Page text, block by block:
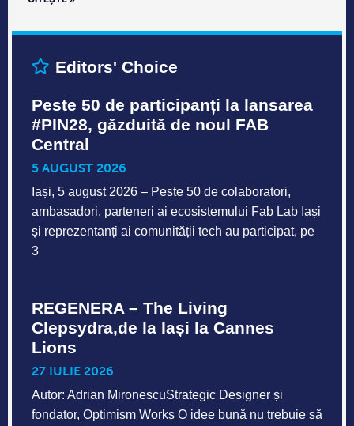
Editors' Choice
Peste 50 de participanți la lansarea
#PIN28, găzduită de noul FAB
Central
5 AUGUST 2026
Iași, 5 august 2026 – Peste 50 de colaboratori,
ambasadori, parteneri ai ecosistemului Fab Lab Iași
și reprezentanți ai comunității tech au participat, pe
3
REGENERA – The Living
Clepsydra,de la Iași la Cannes
Lions
27 IULIE 2026
Autor: Adrian MironescuStrategic Designer și
fondator, Optimism Works O idee bună nu trebuie să